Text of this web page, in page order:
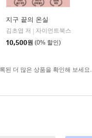
지구 끝의 온실
김초엽 저
자이언트북스
10,500원 (0% 할인)
된 더 많은 상품을 확인해 보세요.